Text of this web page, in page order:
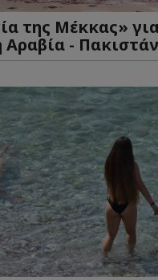
της Μέκκας»
Αραβία - Πακιστάν